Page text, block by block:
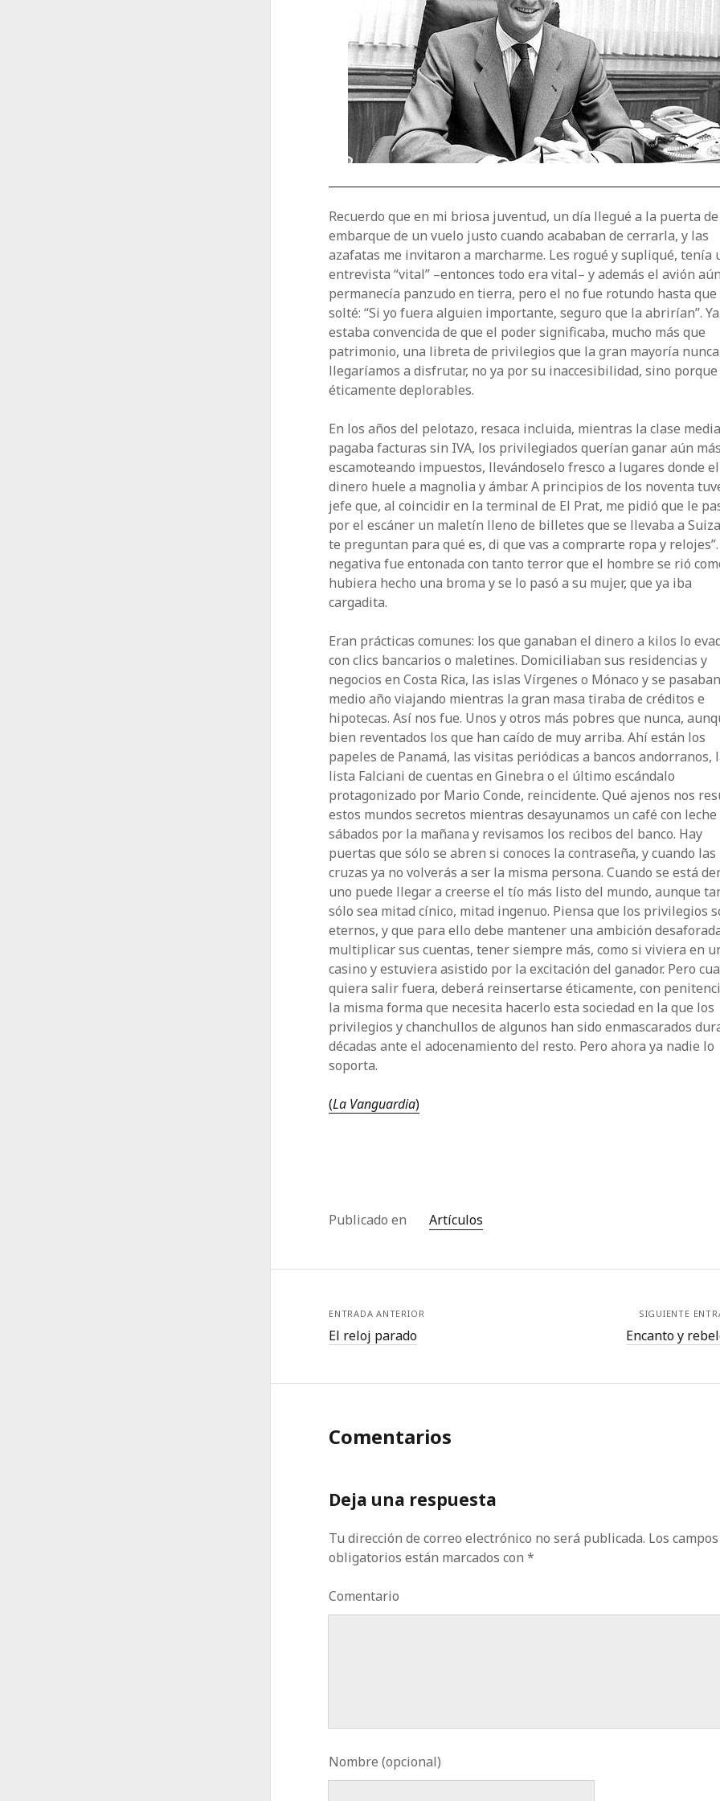
Recuerdo que en mi briosa juventud, un día llegué a la puerta de
embarque de un vuelo justo cuando acababan de cerrarla, y las
azafatas me invitaron a marcharme. Les rogué y supliqué, tenía
entrevista “vital” –entonces todo era vital– y además el avión aún
permanecía panzudo en tierra, pero el no fue rotundo hasta que
solté: “Si yo fuera alguien importante, seguro que la abrirían”. Ya
estaba convencida de que el poder significaba, mucho más que
patrimonio, una libreta de privilegios que la gran mayoría nunca
llegaríamos a disfrutar, no ya por su inaccesibilidad, sino porque
éticamente deplorables.
En los años del pelotazo, resaca incluida, mientras la clase media
pagaba facturas sin IVA, los privilegiados querían ganar aún más
escamoteando impuestos, llevándoselo fresco a lugares donde el
dinero huele a magnolia y ámbar. A principios de los noventa
jefe que, al coincidir en la terminal de El Prat, me pidió que le
por el escáner un maletín lleno de billetes que se llevaba a
te preguntan para qué es, di que vas a comprarte ropa y
negativa fue entonada con tanto terror que el hombre se rió
hubiera hecho una broma y se lo pasó a su mujer, que ya iba
cargadita.
Eran prácticas comunes: los que ganaban el dinero a kilos lo
con clics bancarios o maletines. Domiciliaban sus residencias y
negocios en Costa Rica, las islas Vírgenes o Mónaco y se pasaban
medio año viajando mientras la gran masa tiraba de créditos e
hipotecas. Así nos fue. Unos y otros más pobres que nunca,
bien reventados los que han caído de muy arriba. Ahí están los
papeles de Panamá, las visitas periódicas a bancos andorranos,
lista Falciani de cuentas en Ginebra o el último escándalo
protagonizado por Mario Conde, reincidente. Qué ajenos nos
estos mundos secretos mientras desayunamos un café con leche
sábados por la mañana y revisamos los recibos del banco. Hay
puertas que sólo se abren si conoces la contraseña, y cuando las
cruzas ya no volverás a ser la misma persona. Cuando se está
uno puede llegar a creerse el tío más listo del mundo, aunque
sólo sea mitad cínico, mitad ingenuo. Piensa que los privilegios
eternos, y que para ello debe mantener una ambición
multiplicar sus cuentas, tener siempre más, como si viviera en
casino y estuviera asistido por la excitación del ganador. Pero
quiera salir fuera, deberá reinsertarse éticamente, con
la misma forma que necesita hacerlo esta sociedad en la que los
privilegios y chanchullos de algunos han sido enmascarados
décadas ante el adocenamiento del resto. Pero ahora ya nadie lo
soporta.
(La Vanguardia)
Publicado en Artículos
ENTRADA ANTERIOR
El reloj parado
SIGUIENTE
Encanto y
Comentarios
Deja una respuesta
Tu dirección de correo electrónico no será publicada. Los campos
obligatorios están marcados con*
Comentario
Nombre (opcional)